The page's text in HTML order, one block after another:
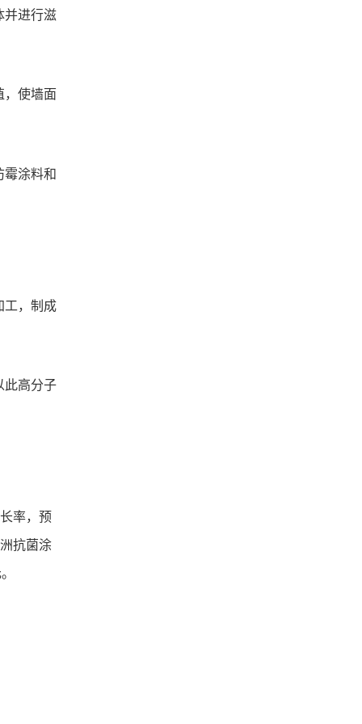
并进行滋
，使墙面
霉涂料和
工，制成
此高分子
率，预
抗菌涂